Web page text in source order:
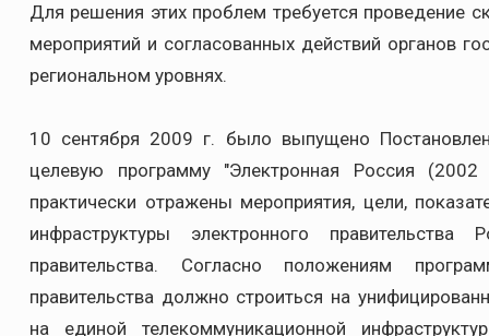
Для решения этих проблем требуется проведение
мероприятий и согласованных действий органов
региональном уровнях.
10 сентября 2009 г. было выпущено
целевую программу "Электронная Россия
практически отражены мероприятия, цели,
инфраструктуры электронного
правительства. Согласно положениям
правительства должно строиться на
на единой телекоммуникационной